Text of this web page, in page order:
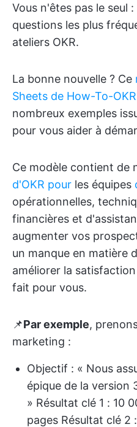
Vous n'êtes pas le seul
questions les plus
ateliers OKR.
La bonne nouvelle ? Ce
Sheets de How-To-
nombreux exemples
pour vous aider à
Ce modèle contient de
d'OKR pour les équipes
opérationnelles,
financières et
augmenter vos
un manque en matière
améliorer la
fait pour vous.
📌Par exemple,
marketing :
Objectif : « Nous
épique de la version
» Résultat clé 1 : 10
pages Résultat clé